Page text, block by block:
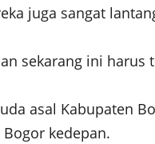
juga sangat
sekarang ini
asal Kabupaten
kedepan.